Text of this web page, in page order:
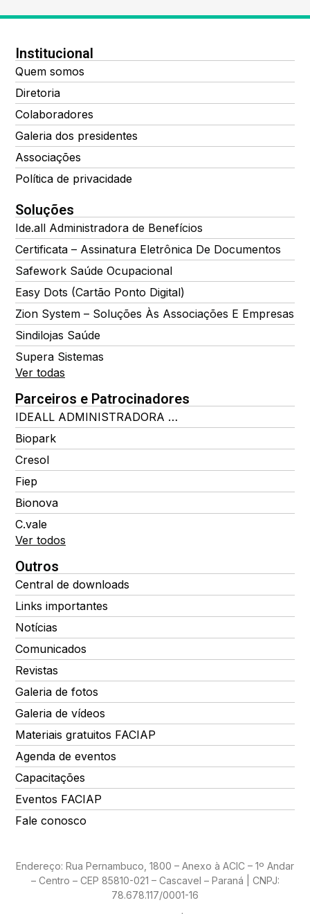
Institucional
Quem somos
Diretoria
Colaboradores
Galeria dos presidentes
Associações
Política de privacidade
Soluções
Ide.all Administradora de Benefícios
Certificata – Assinatura Eletrônica De Documentos
Safework Saúde Ocupacional
Easy Dots (Cartão Ponto Digital)
Zion System – Soluções Às Associações E Empresas
Sindilojas Saúde
Supera Sistemas
Ver todas
Parceiros e Patrocinadores
IDEALL ADMINISTRADORA DE BENEFÍCIOS
Biopark
Cresol
Fiep
Bionova
C.vale
Ver todos
Outros
Central de downloads
Links importantes
Notícias
Comunicados
Revistas
Galeria de fotos
Galeria de vídeos
Materiais gratuitos FACIAP
Agenda de eventos
Capacitações
Eventos FACIAP
Fale conosco
Endereço: Rua Pernambuco, 1800 – Anexo à ACIC – 1º Andar
– Centro – CEP 85810-021 – Cascavel – Paraná | CNPJ:
78.678.117/0001-16